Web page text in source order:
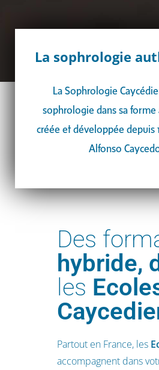
La sophrologie
La Sophrologie
sophrologie dans sa
créée et développée depuis
Alfonso
Des
hybride,
les
Partout en France, les
accompagnent dans